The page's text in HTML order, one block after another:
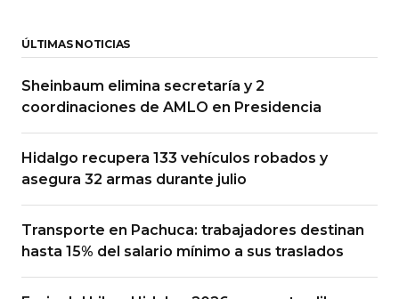
ÚLTIMAS NOTICIAS
Sheinbaum elimina secretaría y 2
coordinaciones de AMLO en Presidencia
Hidalgo recupera 133 vehículos robados y
asegura 32 armas durante julio
Transporte en Pachuca: trabajadores destinan
hasta 15% del salario mínimo a sus traslados